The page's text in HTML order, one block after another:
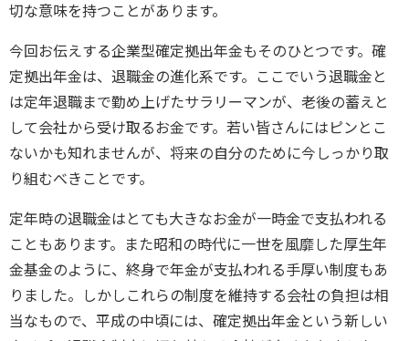
切な意味を持つことがあります。
今回お伝えする企業型確定拠出年金もそのひとつです。確
定拠出年金は、退職金の進化系です。ここでいう退職金と
は定年退職まで勤め上げたサラリーマンが、老後の蓄えと
して会社から受け取るお金です。若い皆さんにはピンとこ
ないかも知れませんが、将来の自分のために今しっかり取
り組むべきことです。
定年時の退職金はとても大きなお金が一時金で支払われる
こともあります。また昭和の時代に一世を風靡した厚生年
金基金のように、終身で年金が支払われる手厚い制度もあ
りました。しかしこれらの制度を維持する会社の負担は相
当なもので、平成の中頃には、確定拠出年金という新しい